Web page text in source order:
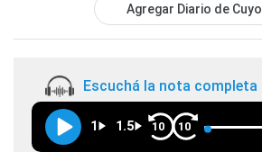
Agregar Diario de
Escuchá la nota completa
1 1.5 10 10